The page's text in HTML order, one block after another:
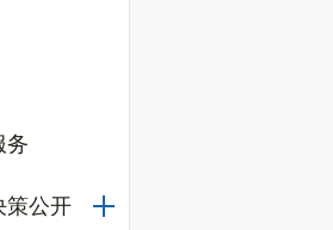
务
策公开